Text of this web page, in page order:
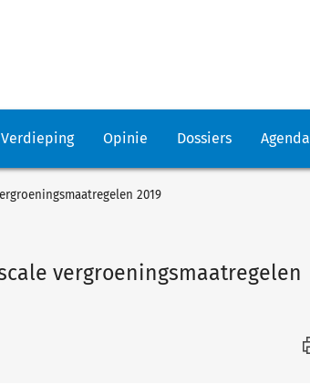
Verdieping Opinie Dossiers Agenda
2019
vergroeningsmaatregelen